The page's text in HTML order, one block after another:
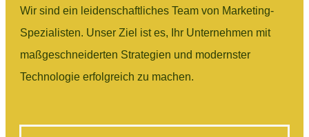
Wir sind ein leidenschaftliches Team von Marketing-
Spezialisten. Unser Ziel ist es, Ihr Unternehmen mit
maßgeschneiderten Strategien und modernster
Technologie erfolgreich zu machen.